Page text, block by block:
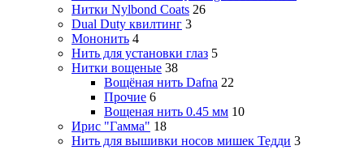
Нитки Nylbond Coats 26
Dual Duty квилтинг 3
Мононить 4
Нить для установки глаз 5
Нитки вощеные 38
Вощёная нить Dafna 22
Прочие 6
Вощеная нить 0.45 мм 10
Ирис "Гамма" 18
Нить для вышивки носов мишек Тедди 3